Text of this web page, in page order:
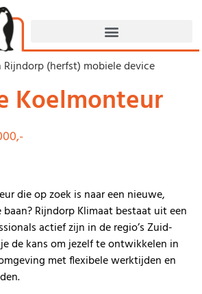
Koelmonteur
die op zoek is naar een nieuwe,
Rijndorp Klimaat bestaat uit een
actief zijn in de regio’s Zuid-
de kans om jezelf te ontwikkelen in
met flexibele werktijden en